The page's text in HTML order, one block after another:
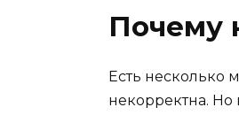
Почему
Есть несколько
некорректна. Но